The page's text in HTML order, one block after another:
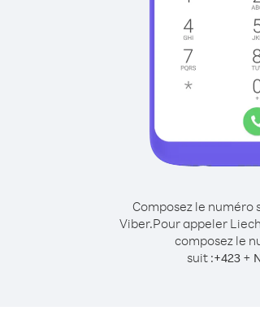
Composez le numéro
Viber.Pour appeler
composez le
suit :+423 +